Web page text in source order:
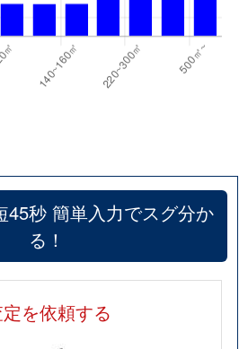
45秒 簡単入力でスグ分か
る！
を依頼する